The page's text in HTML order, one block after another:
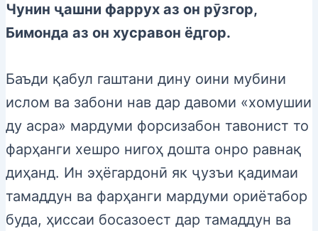
Чунин ҷашни фаррух аз он рӯзгор,
Бимонда аз он хусравон ёдгор.
Баъди қабул гаштани дину оини мубини
ислом ва забони нав дар давоми «хомушии
ду асра» мардуми форсизабон тавонист то
фарҳанги хешро нигоҳ дошта онро равнақ
диҳанд. Ин эҳёгардонӣ як ҷузъи қадимаи
тамаддун ва фарҳанги мардуми ориётабор
буда, ҳиссаи босазоест дар тамаддун ва